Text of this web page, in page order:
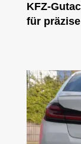
KFZ-
für